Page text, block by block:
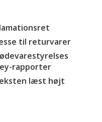
til returvarer
rapporter
læst højt